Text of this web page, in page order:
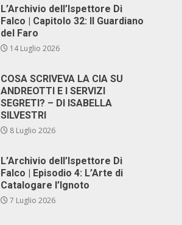
L’Archivio dell’Ispettore Di
Falco | Capitolo 32: Il Guardiano
del Faro
14 Luglio 2026
COSA SCRIVEVA LA CIA SU
ANDREOTTI E I SERVIZI
SEGRETI? – DI ISABELLA
SILVESTRI
8 Luglio 2026
L’Archivio dell’Ispettore Di
Falco | Episodio 4: L’Arte di
Catalogare l’Ignoto
7 Luglio 2026